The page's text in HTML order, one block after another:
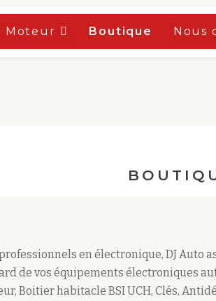
Moteur Boutique Nous
en électronique, DJ
de vos équipements électroniques
Boitier habitacle BSI UCH, Clés,